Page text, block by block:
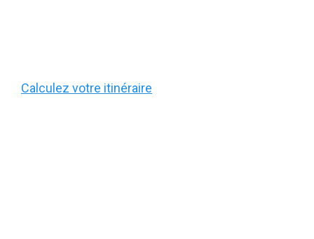
Calculez votre itinéraire